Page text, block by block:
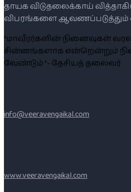
தாயக விடுதலைக்காய்
விபரங்களை ஆவணப்படுத்தும்
“மாவீரர்களின் நினைவுகள்
சின்னங்களாக என்றென்றும்
வேண்டும் ”- தேசியத் தலைவர்
info@veeravengaikal.com
www.veeravengaikal.com